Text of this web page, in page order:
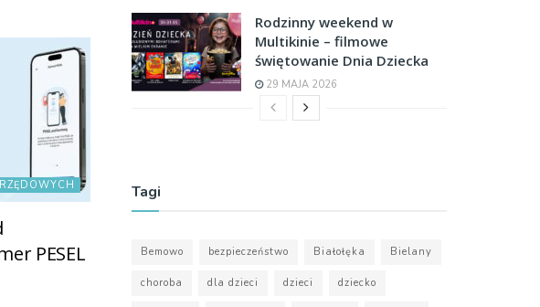
PESEL
Rodzinny weekend w
Multikinie – filmowe
świętowanie Dnia Dziecka
29 MAJA 2026
Tagi
Bemowo bezpieczeństwo Białołęka Bielany
choroba dla dzieci dzieci dziecko